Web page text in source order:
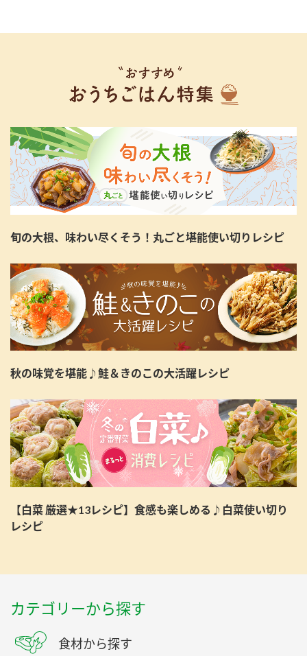
旬の大根、味わい尽くそう！丸ごと堪能使い切りレシピ
秋の味覚を堪能♪鮭＆きのこの大活躍レシピ
【白菜 厳選★13レシピ】食感も楽しめる♪白菜使い切り
レシピ
カテゴリーから探す
食材から探す